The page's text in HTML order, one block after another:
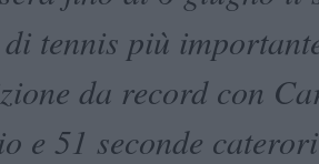
tennis più
da record con
e 51 seconde